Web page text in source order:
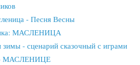
- Песня Весны
МАСЛЕНИЦА
- сценарий сказочный с играми
МАСЛЕНИЦЕ